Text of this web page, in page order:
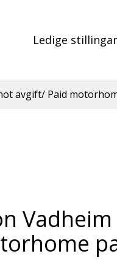
Ledige stillingar
avgift/ Paid